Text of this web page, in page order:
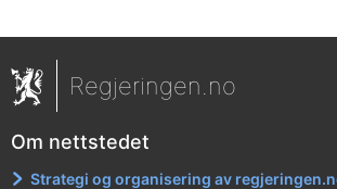
Regjeringen.no
Om nettstedet
Strategi og organisering av